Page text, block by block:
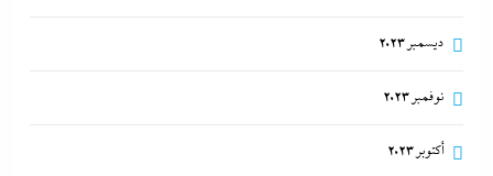
ديسمبر 2023
نوفمبر 2023
أكتوبر 2023